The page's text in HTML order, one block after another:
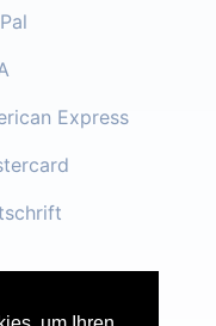
Express